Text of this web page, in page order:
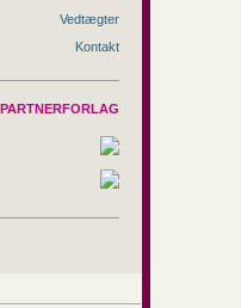
Vedtægter
Kontakt
PARTNERFORLAG